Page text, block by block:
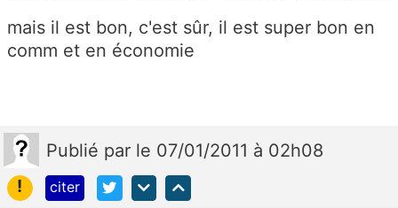
mais il est bon, c'est sûr, il est super bon en
comm et en économie
Publié par le 07/01/2011 à 02h08
!
citer